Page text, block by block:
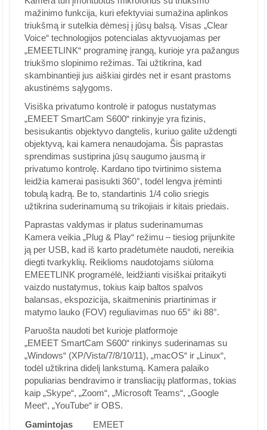
mažinimo funkcija, kuri efektyviai sumažina aplinkos
triukšmą ir sutelkia dėmesį į jūsų balsą. Visas „Clear
Voice“ technologijos potencialas aktyvuojamas per
„EMEETLINK“ programinę įrangą, kurioje yra pažangus
triukšmo slopinimo režimas. Tai užtikrina, kad
skambinantieji jus aiškiai girdės net ir esant prastoms
akustinėms sąlygoms.
Visiška privatumo kontrolė ir patogus nustatymas
„EMEET SmartCam S600“ rinkinyje yra fizinis,
besisukantis objektyvo dangtelis, kuriuo galite uždengti
objektyvą, kai kamera nenaudojama. Šis paprastas
sprendimas sustiprina jūsų saugumo jausmą ir
privatumo kontrolę. Kardano tipo tvirtinimo sistema
leidžia kamerai pasisukti 360°, todėl lengva įrėminti
tobulą kadrą. Be to, standartinis 1/4 colio sriegis
užtikrina suderinamumą su trikojiais ir kitais priedais.
Paprastas valdymas ir platus suderinamumas
Kamera veikia „Plug & Play“ režimu – tiesiog prijunkite
ją per USB, kad iš karto pradėtumėte naudoti, nereikia
diegti tvarkyklių. Reiklioms naudotojams siūloma
EMEETLINK programėlė, leidžianti visiškai pritaikyti
vaizdo nustatymus, tokius kaip baltos spalvos
balansas, ekspozicija, skaitmeninis priartinimas ir
matymo lauko (FOV) reguliavimas nuo 65° iki 88°.
Paruošta naudoti bet kurioje platformoje
„EMEET SmartCam S600“ rinkinys suderinamas su
„Windows“ (XP/Vista/7/8/10/11), „macOS“ ir „Linux“,
todėl užtikrina didelį lankstumą. Kamera palaiko
populiarias bendravimo ir transliacijų platformas, tokias
kaip „Skype“, „Zoom“, „Microsoft Teams“, „Google
Meet“, „YouTube“ ir OBS.
Gamintojas
EMEET